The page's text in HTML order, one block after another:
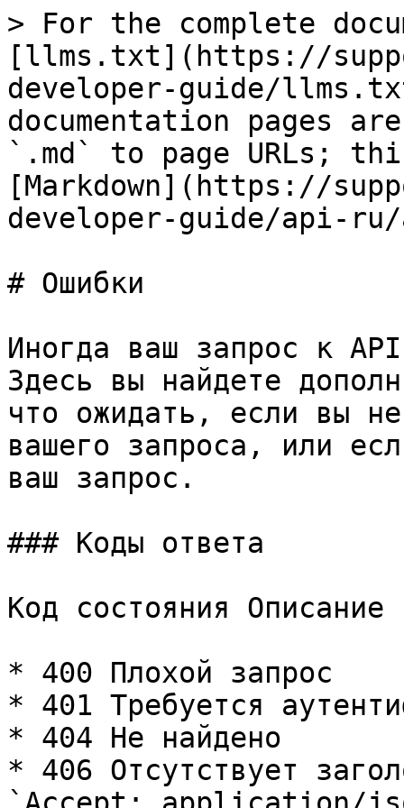
> For the complete
[llms.txt](https://
developer-guide/
documentation pages
`.md` to page URLs;
[Markdown](https://
developer-guide/api-
# Ошибки
Иногда ваш запрос к
Здесь вы найдете
что ожидать, если вы
вашего запроса, или
ваш запрос.
### Коды ответа
Код состояния Описание
* 400 Плохой запрос
* 401 Требуется
* 404 Не найдено
* 406 Отсутствует